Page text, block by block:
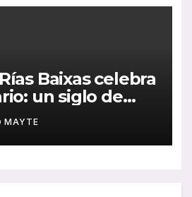
Baixas celebra
un siglo de
familiar y
con el
MAYTE